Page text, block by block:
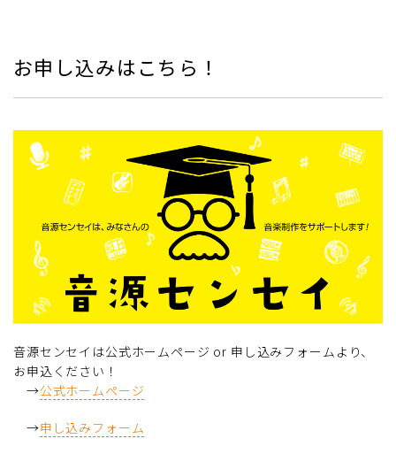
お申し込みはこちら！
音源センセイは公式ホームページ or 申し込みフォームより、
お申込ください！
→公式ホームページ
→申し込みフォーム